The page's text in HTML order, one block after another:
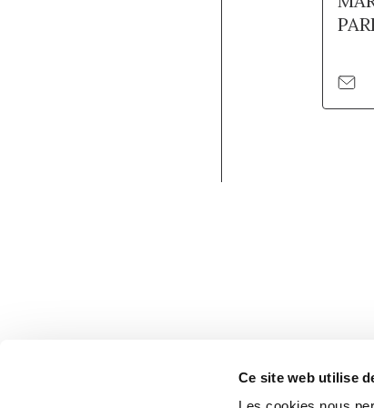
Ce site web utilise